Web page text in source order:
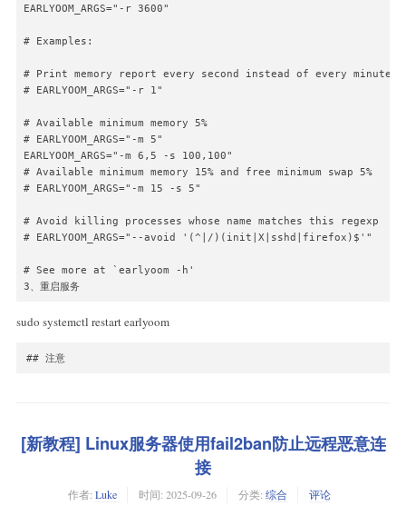
EARLYOOM_ARGS="-r 3600"
# Examples:
# Print memory report every second instead of every minute
# EARLYOOM_ARGS="-r 1"
# Available minimum memory 5%
# EARLYOOM_ARGS="-m 5"
EARLYOOM_ARGS="-m 6,5 -s 100,100"
# Available minimum memory 15% and free minimum swap 5%
# EARLYOOM_ARGS="-m 15 -s 5"
# Avoid killing processes whose name matches this regexp
# EARLYOOM_ARGS="--avoid '(^|/)(init|X|sshd|firefox)$'"
# See more at `earlyoom -h'
3、重启服务
sudo systemctl restart earlyoom
## 注意
[新教程] Linux服务器使用fail2ban防止远程恶意连
接
作者: Luke 时间: 2025-09-26 分类: 综合 评论